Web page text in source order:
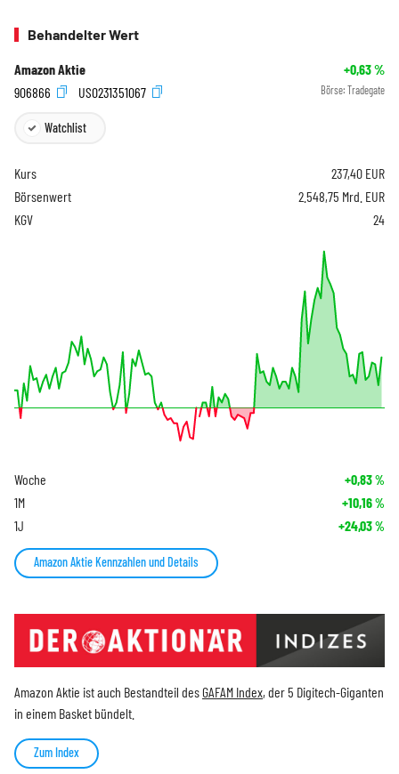
Behandelter Wert
Amazon Aktie +0,63%
906866
US0231351067 Börse: Tradegate
Watchlist
Kurs 237,40 EUR
Börsenwert
2.548,75 Mrd. EUR
KGV
24
Woche +0,83%
1M +10,16%
1J +24,03%
Amazon Aktie Kennzahlen und Details
Amazon Aktie ist auch Bestandteil desGAFAM Index, der 5 Digitech-Giganten
in einem Basket bündelt.
Zum Index